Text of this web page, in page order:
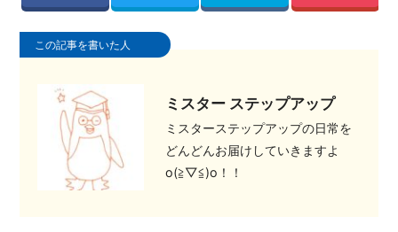
この記事を書いた人
ミスター ステップアップ
ミスターステップアップの日常を
どんどんお届けしていきますよ
o(≧▽≦)o！！